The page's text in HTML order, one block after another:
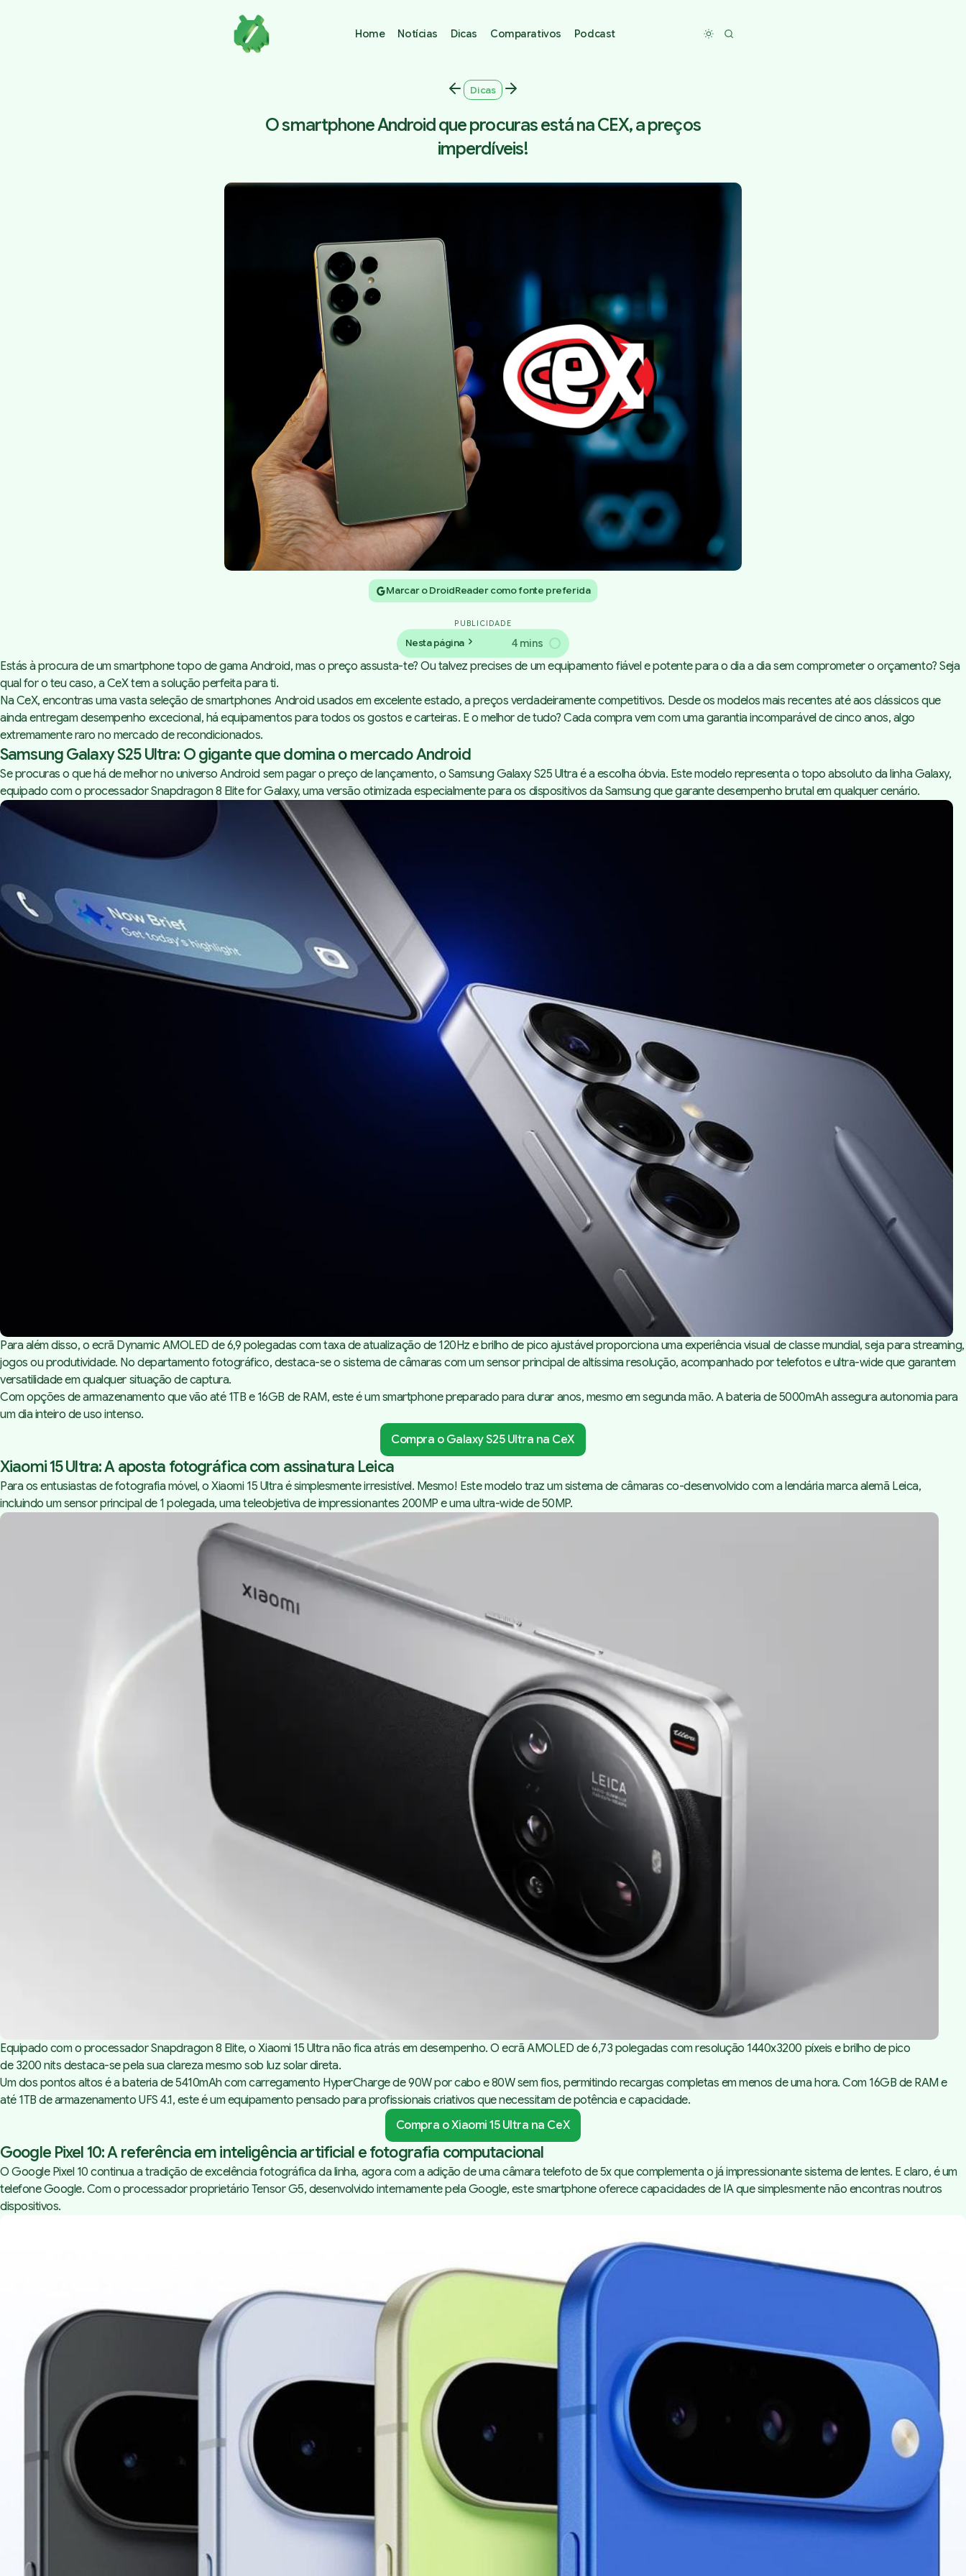
Home Notícias Dicas Comparativos Podcast Toggle dark mode
Dicas
O smartphone Android que procuras está na CEX, a preços
imperdíveis!
Marcar o DroidReader como fonte preferida
PUBLICIDADE
Nesta página 4 mins
Estás à procura de um smartphone topo de gama Android, mas o preço assusta-te? Ou talvez precises de um equipamento fiável e potente para o dia a dia sem comprometer o orçamento? Seja
qual for o teu caso, a CeX tem a solução perfeita para ti.
Na CeX, encontras uma vasta seleção de smartphones Android usados em excelente estado, a preços verdadeiramente competitivos. Desde os modelos mais recentes até aos clássicos que
ainda entregam desempenho excecional, há equipamentos para todos os gostos e carteiras. E o melhor de tudo? Cada compra vem com uma garantia incomparável de cinco anos, algo
extremamente raro no mercado de recondicionados.
Samsung Galaxy S25 Ultra: O gigante que domina o mercado Android
Se procuras o que há de melhor no universo Android sem pagar o preço de lançamento, o Samsung Galaxy S25 Ultra é a escolha óbvia. Este modelo representa o topo absoluto da linha Galaxy,
equipado com o processador Snapdragon 8 Elite for Galaxy, uma versão otimizada especialmente para os dispositivos da Samsung que garante desempenho brutal em qualquer cenário.
Para além disso, o ecrã Dynamic AMOLED de 6,9 polegadas com taxa de atualização de 120Hz e brilho de pico ajustável proporciona uma experiência visual de classe mundial, seja para streaming,
jogos ou produtividade. No departamento fotográfico, destaca-se o sistema de câmaras com um sensor principal de altíssima resolução, acompanhado por telefotos eultra-wideque garantem
versatilidade em qualquer situação de captura.
Com opções de armazenamento que vão até 1TB e 16GB de RAM, este é um smartphone preparado para durar anos, mesmo em segunda mão. A bateria de 5000mAh assegura autonomia para
um dia inteiro de uso intenso.
Compra o Galaxy S25 Ultra na CeX
Xiaomi 15 Ultra: A aposta fotográfica com assinatura Leica
Para os entusiastas de fotografia móvel, o Xiaomi 15 Ultra é simplesmente irresistível. Mesmo! Este modelo traz umsistema de câmaras co-desenvolvido com a lendária marca alemã Leica,
incluindo um sensor principal de 1 polegada, uma teleobjetiva de impressionantes 200MP e uma ultra-wide de 50MP.
Equipado com o processador Snapdragon 8 Elite, o Xiaomi 15 Ultra não fica atrás em desempenho. O ecrã AMOLED de 6,73 polegadas com resolução 1440x3200 píxeis e brilho de pico
de 3200 nits destaca-se pela sua clareza mesmo sob luz solar direta.
Um dos pontos altos é a bateria de 5410mAh com carregamento HyperCharge de 90W por cabo e 80W sem fios, permitindo recargas completas em menos de uma hora. Com 16GB de RAM e
até 1TB de armazenamento UFS 4.1, este é um equipamento pensado para profissionais criativos que necessitam de potência e capacidade.
Compra o Xiaomi 15 Ultra na CeX
Google Pixel 10: A referência em inteligência artificial e fotografia computacional
O Google Pixel 10 continua atradição de excelência fotográfica da linha, agora com a adição de uma câmara telefoto de 5x que complementa o já impressionante sistema de lentes. E claro, é um
telefone Google. Com o processador proprietário Tensor G5, desenvolvido internamente pela Google, este smartphone oferece capacidades de IA que simplesmente não encontras noutros
dispositivos.